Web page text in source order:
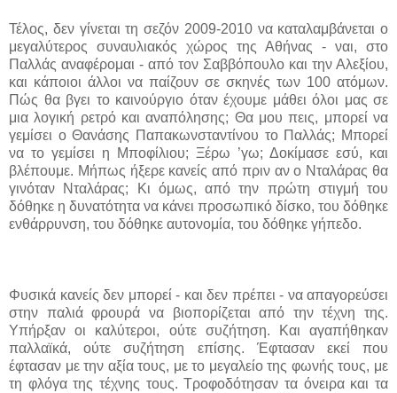
Τέλος, δεν γίνεται τη σεζόν 2009-2010 να καταλαμβάνεται ο
μεγαλύτερος συναυλιακός χώρος της Αθήνας - ναι, στο
Παλλάς αναφέρομαι - από τον Σαββόπουλο και την Αλεξίου,
και κάποιοι άλλοι να παίζουν σε σκηνές των 100 ατόμων.
Πώς θα βγει το καινούργιο όταν έχουμε μάθει όλοι μας σε
μια λογική ρετρό και αναπόλησης; Θα μου πεις, μπορεί να
γεμίσει ο Θανάσης Παπακωνσταντίνου το Παλλάς; Μπορεί
να το γεμίσει η Μποφίλιου; Ξέρω ’γω; Δοκίμασε εσύ, και
βλέπουμε. Μήπως ήξερε κανείς από πριν αν ο Νταλάρας θα
γινόταν Νταλάρας; Κι όμως, από την πρώτη στιγμή του
δόθηκε η δυνατότητα να κάνει προσωπικό δίσκο, του δόθηκε
ενθάρρυνση, του δόθηκε αυτονομία, του δόθηκε γήπεδο.
Φυσικά κανείς δεν μπορεί - και δεν πρέπει - να απαγορεύσει
στην παλιά φρουρά να βιοπορίζεται από την τέχνη της.
Υπήρξαν οι καλύτεροι, ούτε συζήτηση. Και αγαπήθηκαν
παλλαϊκά, ούτε συζήτηση επίσης. Έφτασαν εκεί που
έφτασαν με την αξία τους, με το μεγαλείο της φωνής τους, με
τη φλόγα της τέχνης τους. Τροφοδότησαν τα όνειρα και τα